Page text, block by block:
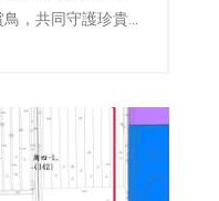
，共同守護珍貴